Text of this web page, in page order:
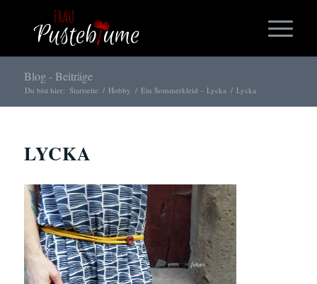
Blog - Beiträge
Du bist hier: Startseite / Hobby / Ein Sommerkleid – Lycka / Lycka
LYCKA